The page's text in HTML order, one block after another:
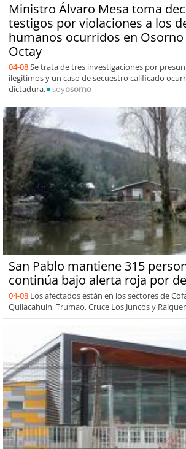
Ministro Álvaro Mesa toma
testigos por violaciones a los
humanos ocurridos en Osorno
Octay
04-08Se trata de tres investigaciones por
ilegítimos y un caso de secuestro calificado
dictadura.
soyosorno
San Pablo mantiene 315
continúa bajo alerta roja por
04-08 Los afectados están en los sectores de
Quilacahuin, Trumao, Cruce Los Juncos y